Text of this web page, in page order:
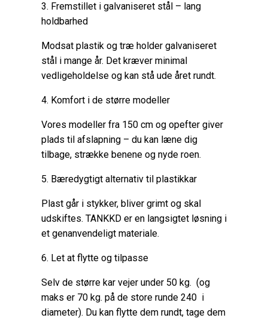
3. Fremstillet i galvaniseret stål – lang
holdbarhed
Modsat plastik og træ holder galvaniseret
stål i mange år. Det kræver minimal
vedligeholdelse og kan stå ude året rundt.
4. Komfort i de større modeller
Vores modeller fra 150 cm og opefter giver
plads til afslapning – du kan læne dig
tilbage, strække benene og nyde roen.
5. Bæredygtigt alternativ til plastikkar
Plast går i stykker, bliver grimt og skal
udskiftes. TANKKD er en langsigtet løsning i
et genanvendeligt materiale.
6. Let at flytte og tilpasse
Selv de større kar vejer under 50 kg. (og
maks er 70 kg. på de store runde 240 i
diameter). Du kan flytte dem rundt, tage dem